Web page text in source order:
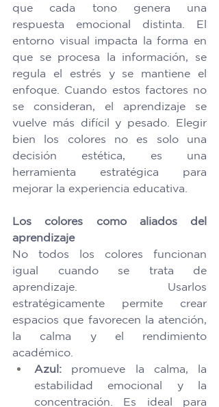
que cada tono genera una
respuesta emocional distinta. El
entorno visual impacta la forma en
que se procesa la información, se
regula el estrés y se mantiene el
enfoque. Cuando estos factores no
se consideran, el aprendizaje se
vuelve más difícil y pesado. Elegir
bien los colores no es solo una
decisión estética, es una
herramienta estratégica para
mejorar la experiencia educativa.
Los colores como aliados del
aprendizaje
No todos los colores funcionan
igual cuando se trata de
aprendizaje. Usarlos
estratégicamente permite crear
espacios que favorecen la atención,
la calma y el rendimiento
académico.
Azul: promueve la calma, la
estabilidad emocional y la
concentración. Es ideal para